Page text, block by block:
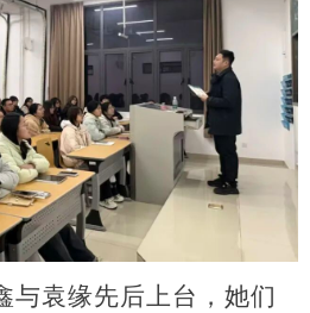
袁缘先后上台，她们